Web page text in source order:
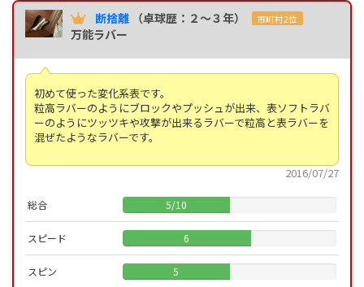
断捨離 （卓球歴：２～３年） 市町村2位
万能ラバー
初めて使った変化系表です。
粒高ラバーのようにブロックやプッシュが出来、表ソフトラバ
ーのようにツッツキや攻撃が出来るラバーで粒高と表ラバーを
混ぜたようなラバーです。
2016/07/27
総合 5/10
スピード 6
スピン 5